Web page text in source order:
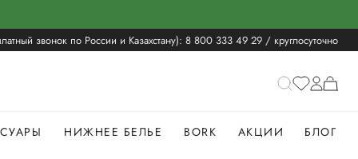
звонок по России и Казахстану): 8 800 333 49 29 / круглосуточно
НИЖНЕЕ БЕЛЬЕ BORK АКЦИИ БЛОГ